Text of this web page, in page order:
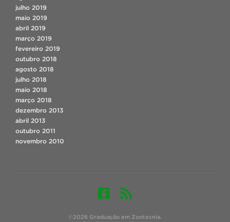
julho 2019
maio 2019
abril 2019
março 2019
fevereiro 2019
outubro 2018
agosto 2018
julho 2018
maio 2018
março 2018
dezembro 2013
abril 2013
outubro 2011
novembro 2010
©2026 Graduação em Zootecnia.